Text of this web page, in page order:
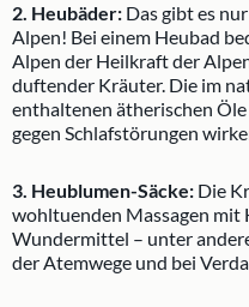
2. Heubäder: Das gibt es
Alpen! Bei einem Heubad
Alpen der Heilkraft der
duftender Kräuter. Die im
enthaltenen ätherischen
gegen Schlafstörungen
3. Heublumen-Säcke: Die
wohltuenden Massagen mit
Wundermittel – unter
der Atemwege und bei